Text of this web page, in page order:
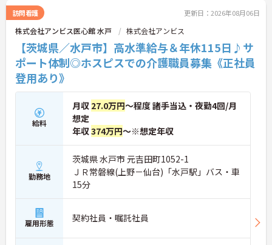
訪問看護 更新日：2026年08月06日
株式会社アンビス医心館 水戸 株式会社アンビス
【茨城県／水戸市】高水準給与＆年休115日♪サ
ポート体制◎ホスピスでの介護職員募集《正社員
登用あり》
給料
月収 27.0万円～程度 諸手当込・夜勤4回/月
想定
年収374万円～※想定年収
勤務地
茨城県 水戸市 元吉田町1052-1
ＪＲ常磐線(上野－仙台)「水戸駅」バス・車
15分
雇用形態 契約社員・嘱託社員